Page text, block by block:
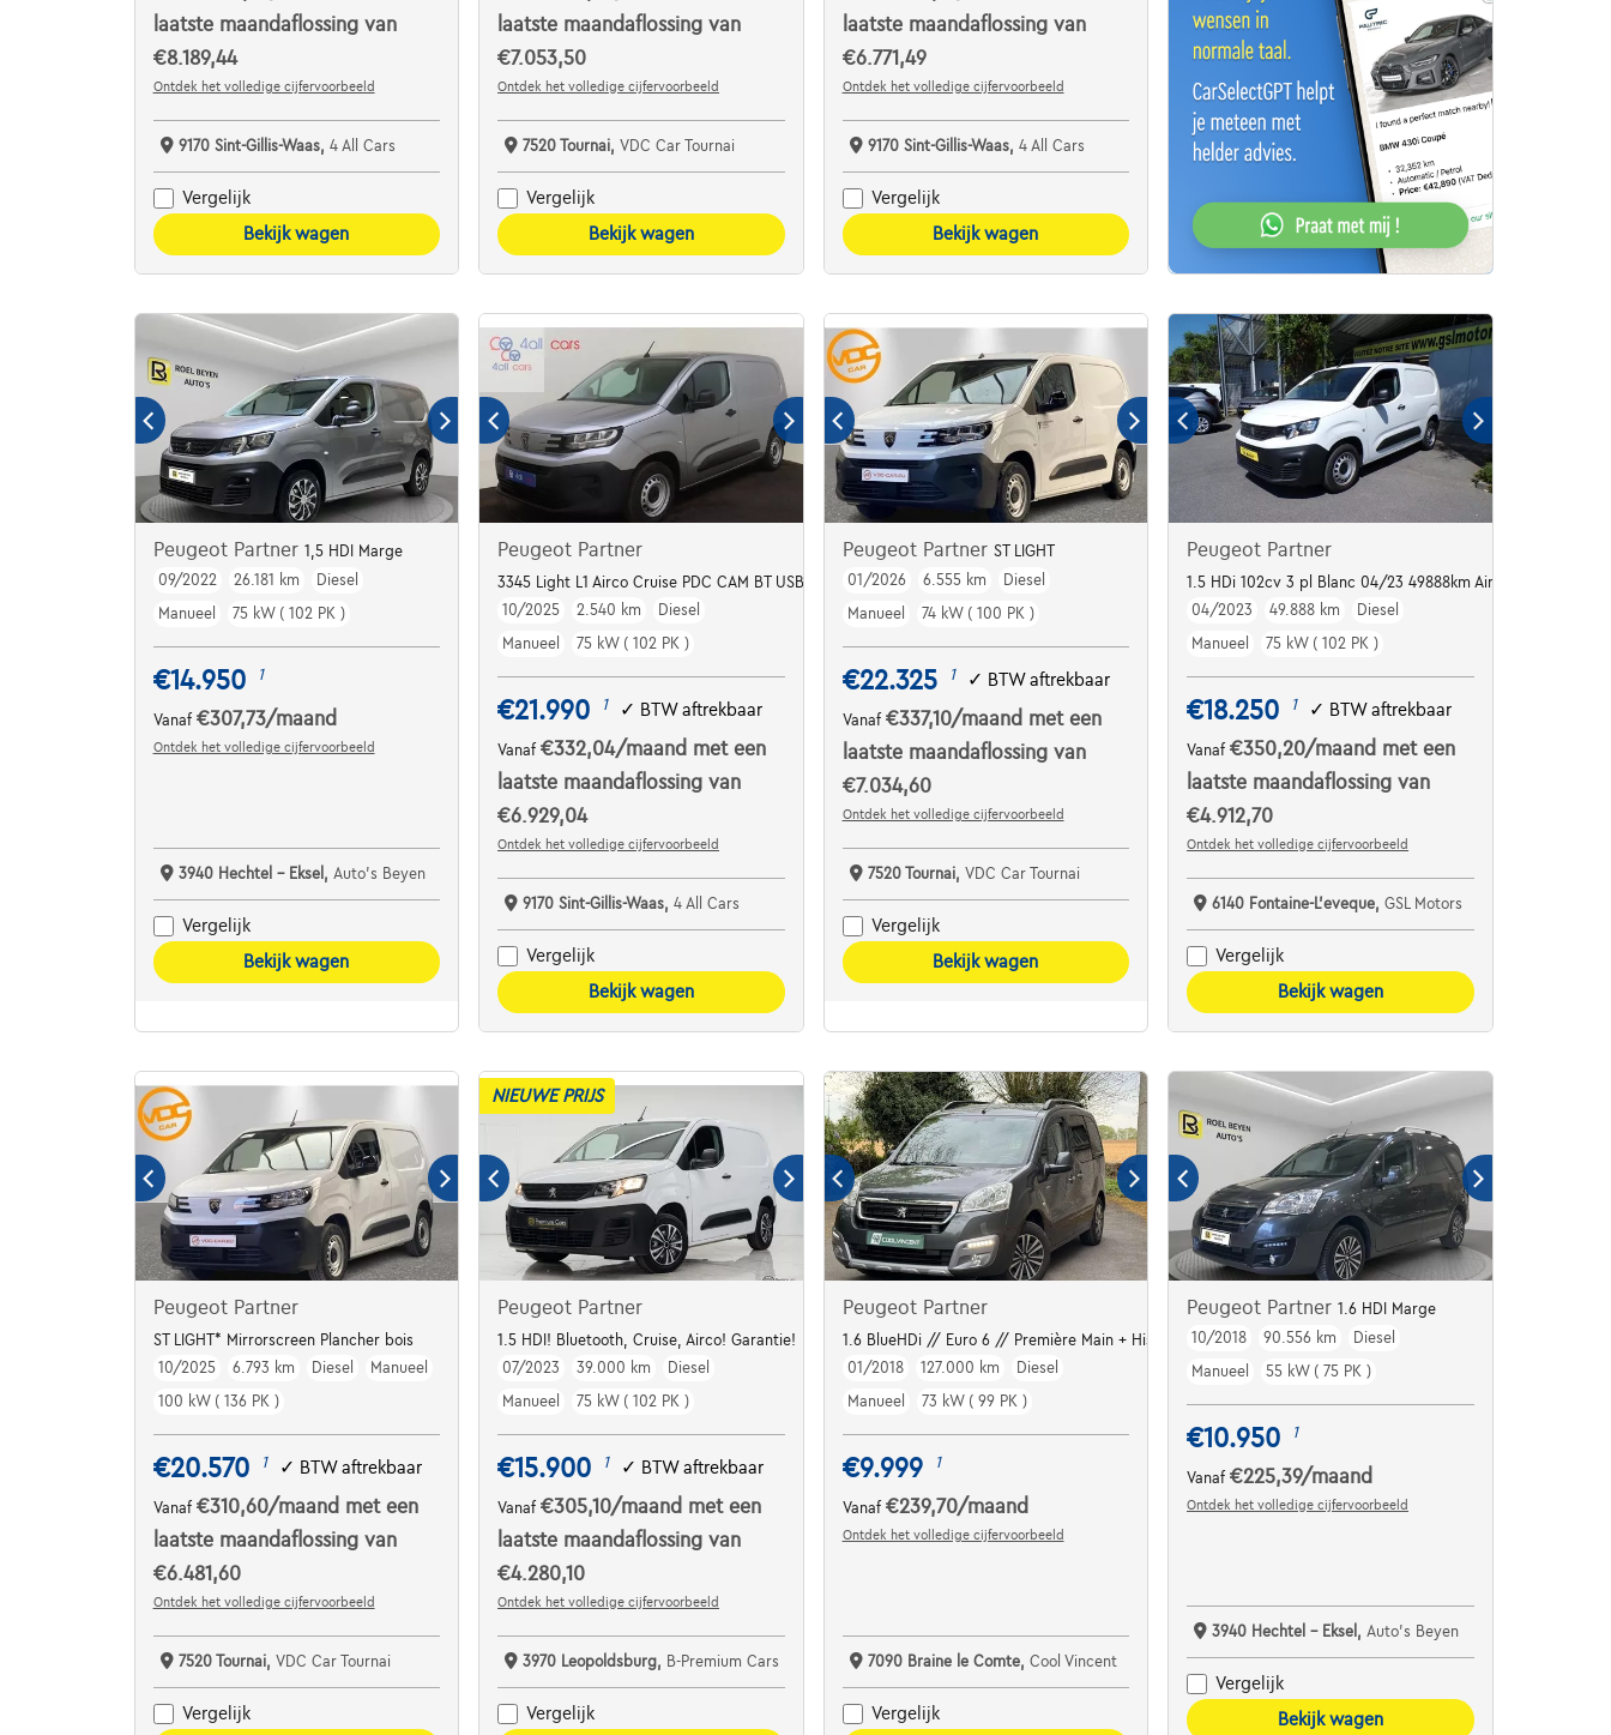
laatste maandaflossing van
€8.189,44
Ontdek het volledige cijfervoorbeeld
9170 Sint-Gillis-Waas, 4 All Cars
Vergelijk
Bekijk wagen
laatste maandaflossing van
€7.053,50
Ontdek het volledige cijfervoorbeeld
7520 Tournai,VDC Car Tournai
Vergelijk
Bekijk wagen
laatste maandaflossing van
€6.771,49
Ontdek het volledige cijfervoorbeeld
9170 Sint-Gillis-Waas, 4 All Cars
Vergelijk
Bekijk wagen
Peugeot Partner 1,5 HDI Marge
09/2022
26.181 km
Diesel
Manueel
75 kW ( 102 PK )
€14.950 1
Vanaf €307,73/maand
Ontdek het volledige cijfervoorbeeld
3940 Hechtel - Eksel, Auto's Beyen
Vergelijk
Bekijk wagen
Peugeot Partner
3345 Light L1 Airco Cruise PDC CAM BT USB 650Kg 1.5BlueHDi S&S
10/2025
2.540 km
Diesel
Manueel
75 kW ( 102 PK )
€21.990 1 ✓ BTW aftrekbaar
Vanaf€332,04/maand met een
laatste maandaflossing van
€6.929,04
Ontdek het volledige cijfervoorbeeld
9170 Sint-Gillis-Waas,4 All Cars
Vergelijk
Bekijk wagen
Peugeot Partner ST LIGHT
01/2026
6.555 km
Diesel
Manueel
74 kW ( 100 PK )
€22.325 1 ✓ BTW aftrekbaar
Vanaf €337,10/maand met een
laatste maandaflossing van
€7.034,60
Ontdek het volledige cijfervoorbeeld
7520 Tournai, VDC Car Tournai
Vergelijk
Bekijk wagen
Peugeot Partner
1.5 HDi 102cv 3 pl Blanc 04/23 49888km Airco
04/2023
49.888 km
Diesel
Manueel
75 kW ( 102 PK )
€18.250 1 ✓ BTW aftrekbaar
Vanaf€350,20/maand met een
laatste maandaflossing van
€4.912,70
Ontdek het volledige cijfervoorbeeld
6140 Fontaine-L'eveque,GSL Motors
Vergelijk
Bekijk wagen
Peugeot Partner
ST LIGHT* Mirrorscreen Plancher bois
10/2025
6.793 km Diesel
Manueel
100 kW ( 136 PK )
€20.570 1 ✓ BTW aftrekbaar
Vanaf €310,60/maand met een
laatste maandaflossing van
€6.481,60
Ontdek het volledige cijfervoorbeeld
7520 Tournai, VDC Car Tournai
Vergelijk
NIEUWE PRIJS
Peugeot Partner
1.5 HDI! Bluetooth, Cruise, Airco! Garantie!
07/2023
39.000 km
Diesel
Manueel
75 kW ( 102 PK )
€15.900 1 ✓ BTW aftrekbaar
Vanaf€305,10/maand met een
laatste maandaflossing van
€4.280,10
Ontdek het volledige cijfervoorbeeld
3970 Leopoldsburg, B-Premium Cars
Vergelijk
Peugeot Partner
1.6 BlueHDi // Euro 6 // Première Main + Historiq
01/2018
127.000 km
Diesel
Manueel
73 kW ( 99 PK )
€9.999 1
Vanaf €239,70/maand
Ontdek het volledige cijfervoorbeeld
7090 Braine le Comte, Cool Vincent
Vergelijk
Peugeot Partner1.6 HDI Marge
10/2018
90.556 km
Diesel
Manueel
55 kW ( 75 PK )
€10.950 1
Vanaf€225,39/maand
Ontdek het volledige cijfervoorbeeld
3940 Hechtel - Eksel, Auto's Beyen
Vergelijk
Bekijk wagen